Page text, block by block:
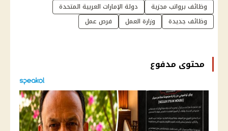
وظائف برواتب مجزية
دولة الإمارات العربية المتحدة
وظائف جديدة
وزارة العمل فرص عمل
محتوى مدفوع